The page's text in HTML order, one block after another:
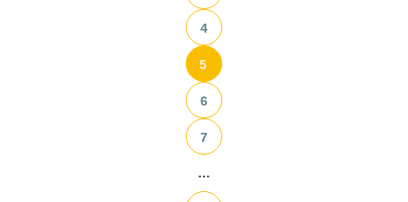
4
5
6
7
…